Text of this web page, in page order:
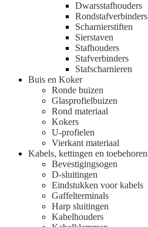
Dwarsstafhouders
Rondstafverbinders
Scharnierstiften
Sierstaven
Stafhouders
Stafverbinders
Stafscharnieren
Buis en Koker
Ronde buizen
Glasprofielbuizen
Rond materiaal
Kokers
U-profielen
Vierkant materiaal
Kabels, kettingen en toebehoren
Bevestigingsogen
D-sluitingen
Eindstukken voor kabels
Gaffelterminals
Harp sluitingen
Kabelhouders